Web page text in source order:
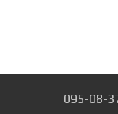
095-08-